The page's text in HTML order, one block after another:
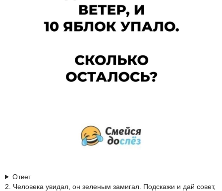
Ответ
2. Человека увидал, он зеленым замигал. Подскажи и дай совет,